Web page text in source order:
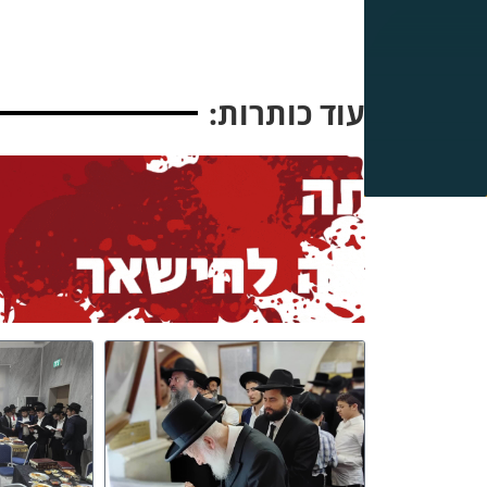
עוד כותרות: